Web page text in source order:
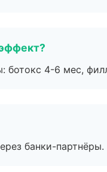
ботокс 4-6 мес,
банки-партнёры.